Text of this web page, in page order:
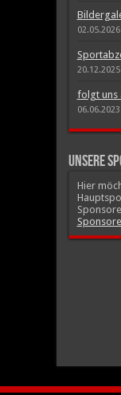
02.05.2026
20.12.2025
folgt uns
06.06.2023
Unsere
Hier